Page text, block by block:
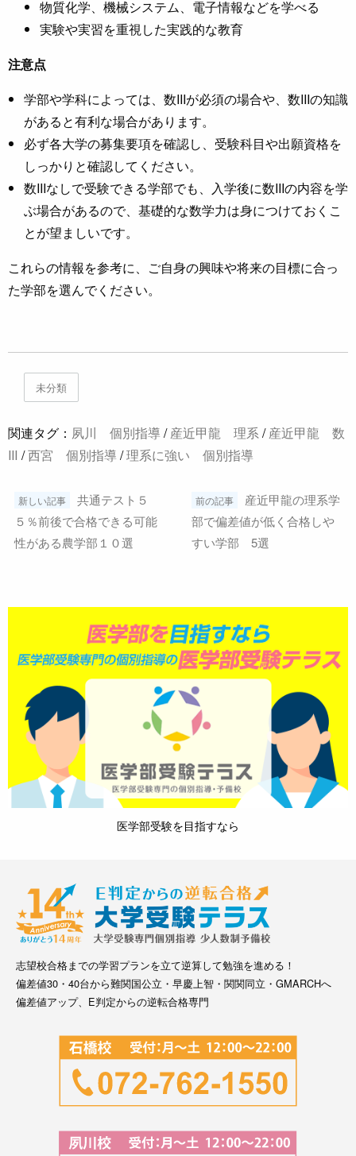
物質化学、機械システム、電子情報などを学べる
実験や実習を重視した実践的な教育
注意点
学部や学科によっては、数IIIが必須の場合や、数IIIの知識
があると有利な場合があります。
必ず各大学の募集要項を確認し、受験科目や出願資格を
しっかりと確認してください。
数IIIなしで受験できる学部でも、入学後に数IIIの内容を学
ぶ場合があるので、基礎的な数学力は身につけておくこ
とが望ましいです。
これらの情報を参考に、ご自身の興味や将来の目標に合っ
た学部を選んでください。
未分類
関連タグ： 夙川 個別指導 /産近甲龍 理系/産近甲龍 数
Ⅲ /西宮 個別指導 /理系に強い 個別指導
前
後
の
事
の
リ
ン
ク
新しい記事
共通テスト５
５％前後で合格できる可能
性がある農学部１０選
前の記事
産近甲龍の理系学
部で偏差値が低く合格しや
すい学部 5選
医学部受験を目指すなら
志望校合格までの学習プランを立て逆算して勉強を進める！
偏差値30・40台から難関国公立・早慶上智・関関同立・GMARCHへ
偏差値アップ、E判定からの逆転合格専門